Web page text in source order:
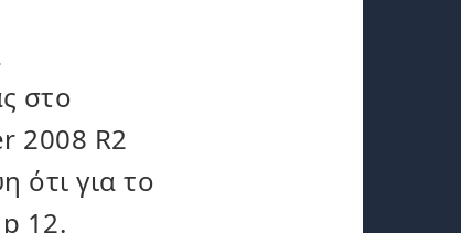
στο
2008 R2
ότι για το
12.